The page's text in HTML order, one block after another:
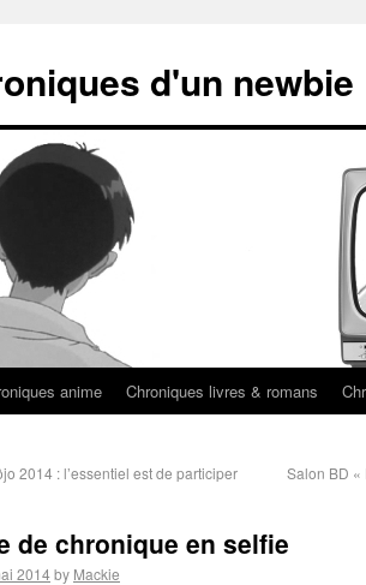
d'un newbie
anime Chroniques livres & romans
2014 : l’essentiel est de participer
Salon BD «
de chronique en selfie
2014by Mackie